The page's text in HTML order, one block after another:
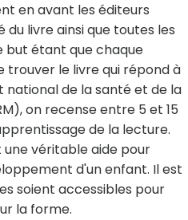
en avant les éditeurs
du livre ainsi que toutes les
but étant que chaque
trouver le livre qui répond à
national de la santé et de la
on recense entre 5 et 15
de la lecture.
véritable aide pour
d'un enfant. Il est
soient accessibles pour
la forme.